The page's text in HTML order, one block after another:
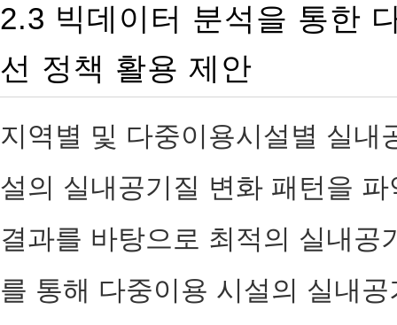
2.3 빅데이터 분석을 통한
선 정책 활용 제안
지역별 및 다중이용시설별 실
설의 실내공기질 변화 패턴을
결과를 바탕으로 최적의 실내
를 통해 다중이용 시설의 실내